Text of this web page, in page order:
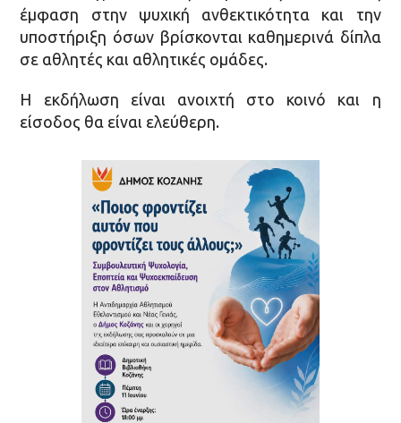
έμφαση στην ψυχική ανθεκτικότητα και την
υποστήριξη όσων βρίσκονται καθημερινά δίπλα
σε αθλητές και αθλητικές ομάδες.
Η εκδήλωση είναι ανοιχτή στο κοινό και η
είσοδος θα είναι ελεύθερη.